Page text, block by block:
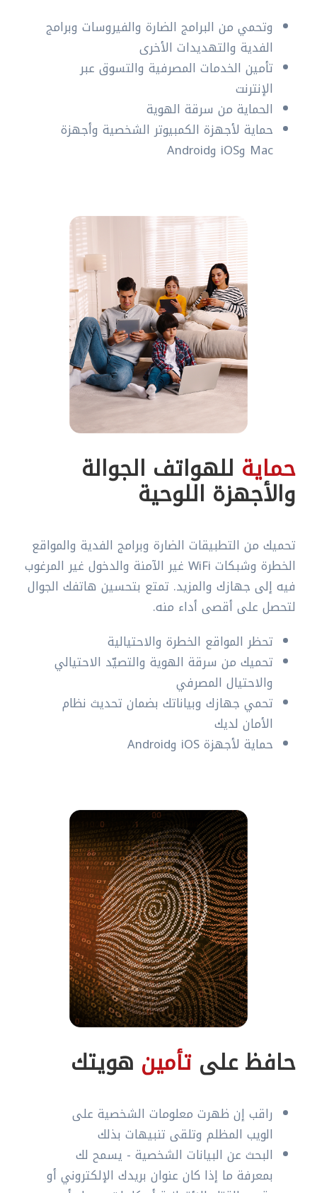
وتحمي من البرامج الضارة والفيروسات وبرامج
الفدية والتهديدات الأخرى
تأمين الخدمات المصرفية والتسوق عبر
الإنترنت
الحماية من سرقة الهوية
حماية لأجهزة الكمبيوتر الشخصية وأجهزة
Mac وiOS وAndroid
حماية للهواتف الجوالة
والأجهزة اللوحية
تحميك من التطبيقات الضارة وبرامج الفدية والمواقع
الخطرة وشبكات WiFi غير الآمنة والدخول غير المرغوب
فيه إلى جهازك والمزيد. تمتع بتحسين هاتفك الجوال
لتحصل على أقصى أداء منه.
تحظر المواقع الخطرة والاحتيالية
تحميك من سرقة الهوية والتصيّد الاحتيالي
والاحتيال المصرفي
تحمي جهازك وبياناتك بضمان تحديث نظام
الأمان لديك
حماية لأجهزة iOS وAndroid
حافظ على تأمين هويتك
راقب إن ظهرت معلومات الشخصية على
الويب المظلم وتلقى تنبيهات بذلك
البحث عن البيانات الشخصية - يسمح لك
بمعرفة ما إذا كان عنوان بريدك الإلكتروني أو